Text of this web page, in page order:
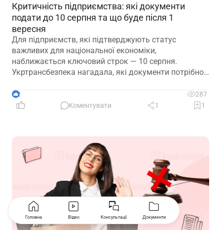
Критичність підприємства: які документи
подати до 10 серпня та що буде після 1
вересня
Для підприємств, які підтверджують статус
важливих для національної економіки,
наближається ключовий строк — 10 серпня.
Укртрансбезпека нагадала, які документи потрібно
що очікує на компанії, які не встигнуть підтвердити
свій статус
2
287
Коментувати
1 1
Головна Відео Консультації Документи